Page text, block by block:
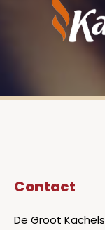
Contact
De Groot Kachels